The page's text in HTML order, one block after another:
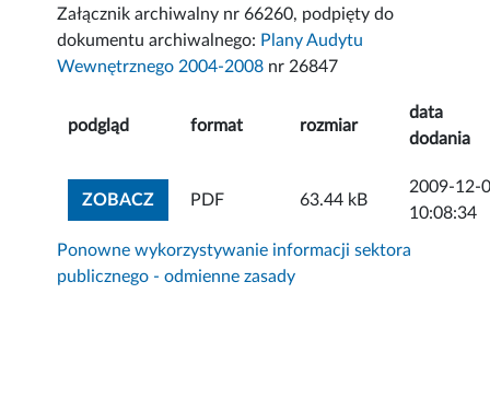
Załącznik archiwalny nr 66260, podpięty do
dokumentu archiwalnego: Plany Audytu
Wewnętrznego 2004-2008 nr 26847
podgląd format rozmiar
data
dodania
ZOBACZZOBACZ ZAŁĄCZNIK
PDF 63.44 kB
2009-12-
10:08:34
Ponowne wykorzystywanie informacji sektora
publicznego - odmienne zasady